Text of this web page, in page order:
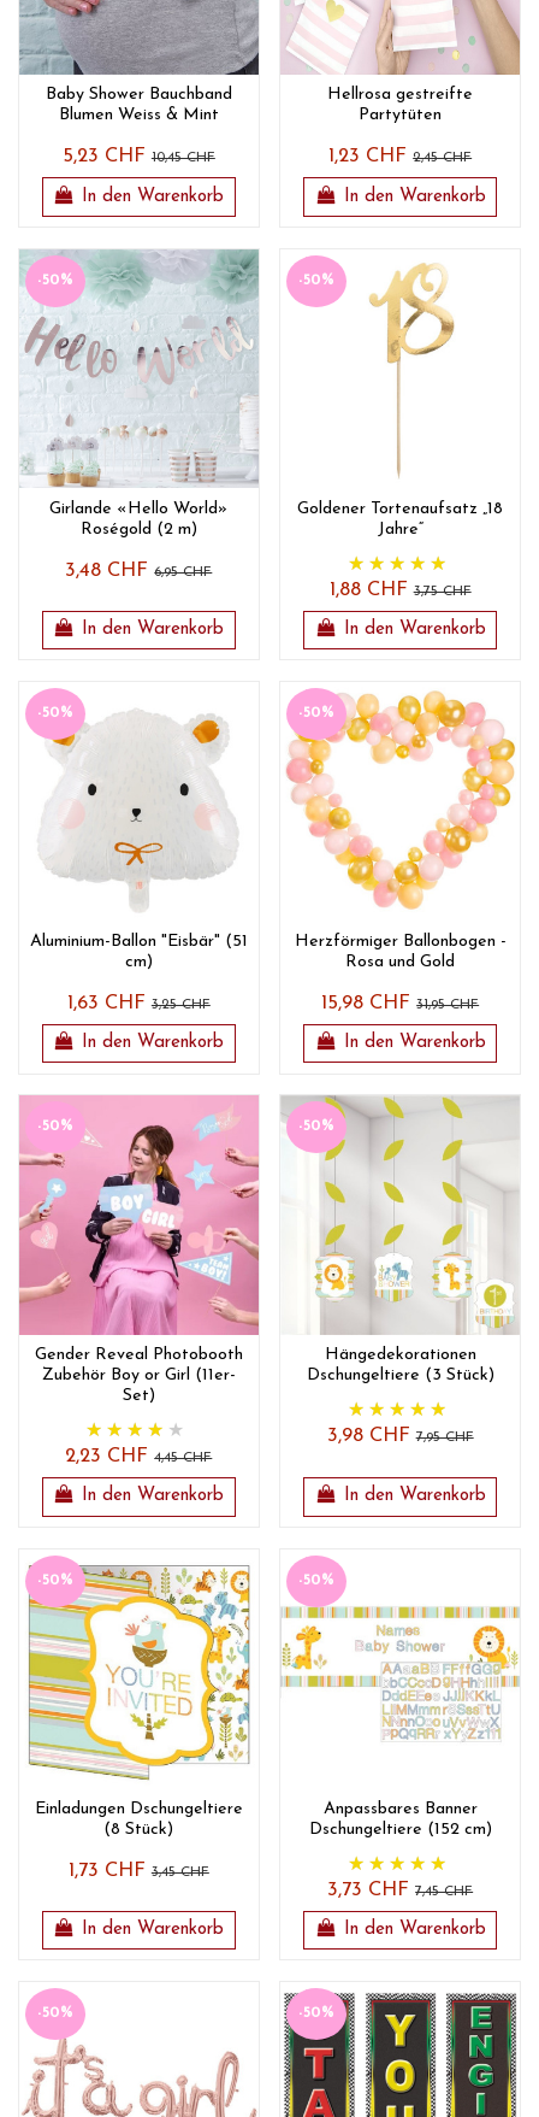
Baby Shower Bauchband
Blumen Weiss & Mint
5,23 CHF10,45 CHF
In den Warenkorb
Hellrosa gestreifte
Partytüten
1,23 CHF2,45 CHF
In den Warenkorb
-50%
Girlande «Hello World»
Roségold (2 m)
3,48 CHF6,95 CHF
In den Warenkorb
-50%
Goldener Tortenaufsatz „18
Jahre“
1,88 CHF3,75 CHF
In den Warenkorb
-50%
Aluminium-Ballon "Eisbär" (51
cm)
1,63 CHF3,25 CHF
In den Warenkorb
-50%
Herzförmiger Ballonbogen -
Rosa und Gold
15,98 CHF31,95 CHF
In den Warenkorb
-50%
Gender Reveal Photobooth
Zubehör Boy or Girl (11er-
Set)
2,23 CHF4,45 CHF
In den Warenkorb
-50%
Hängedekorationen
Dschungeltiere (3 Stück)
3,98 CHF7,95 CHF
In den Warenkorb
-50%
Einladungen Dschungeltiere
(8 Stück)
1,73 CHF3,45 CHF
In den Warenkorb
-50%
Anpassbares Banner
Dschungeltiere (152 cm)
3,73 CHF7,45 CHF
In den Warenkorb
-50% -50%